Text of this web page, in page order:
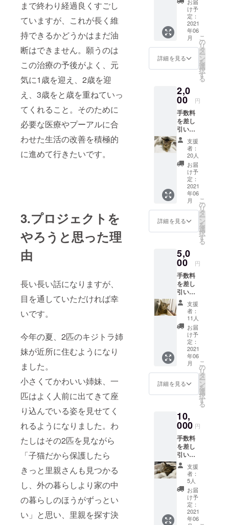
まで終わり経過良くすごし
ていますが、これが長く維
持できるかどうかはまだ油
断はできません。願うのは
この治療の予後がよく、元
気に1歳を迎え、2歳を迎
え、3歳をと歳を重ねていっ
てくれること。そのために
必要な医療やプーアルに合
わせた生活の改善を積極的
に進めて行きたいです。
3.プロジェクトを
やろうと思った理
由
長い長い話になりますが、
目を通していただければ幸
いです。
今年の夏、2匹のキジトラ姉
妹が近所に住むようになり
ました。
小さくてかわいい姉妹、一
匹はよく人前に出てきて座
り込んでいる姿を見せてく
れるようになりました。わ
たしはその2匹を見ながら
「子猫だから保護したら
きっと里親さんも見つかる
し、外の暮らしより家の中
の暮らしのほうがずっとい
い」と思い、里親を探す決
充てさ
せてい
ただき
ます。
プロ
ジェク
ト完了
後にパ
トロン
使用し
た活動
報告ブ
ログと
感謝の
気持ち
をメー
ルでお
届けい
たしま
す。
け予
定：
2021
年06
月
詳細を見る
こ
の
リ
タ
ー
ン
を
選
択
す
る
2,0
00 円
手数料
を差し
引いた
全額を
手術費
用の支
払いへ
充てさ
せてい
ただき
ます。
プロ
ジェク
ト完了
後にパ
トロン
使用し
た活動
報告ブ
ログと
プーア
ルの写
真1枚、
感謝の
気持ち
をメー
ルでお
届けい
たしま
す。
支援
者：
20人
お届
け予
定：
2021
年06
月
詳細を見る
こ
の
リ
タ
ー
ン
を
選
択
す
る
5,0
00 円
手数料
を差し
引いた
全額を
手術費
用の支
払いへ
充てさ
せてい
ただき
ます。
プロ
ジェク
ト完了
後にパ
トロン
使用し
た活動
報告ブ
ログと
プーア
ルの写
真2枚、
感謝の
気持ち
をメー
ルでお
届けい
たしま
す。
支援
者：
11人
お届
け予
定：
2021
年06
月
詳細を見る
こ
の
リ
タ
ー
ン
を
選
択
す
る
10,
000 円
手数料
を差し
引いた
全額を
手術費
用の支
払いへ
充てさ
せてい
ただき
ます。
支援
者：
5人
お届
け予
定：
2021
年06